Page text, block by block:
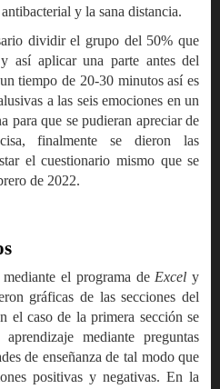
y la sana distancia.
dividir el grupo del 50% que
así aplicar una parte antes del
tiempo de 20-30 minutos así es
a las seis emociones en un
para que se pudieran apreciar de
finalmente se dieron las
el cuestionario mismo que se
de 2022.
el programa de Excel y
gráficas de las secciones del
el caso de la primera sección se
mediante preguntas
de enseñanza de tal modo que
positivas y negativas. En la